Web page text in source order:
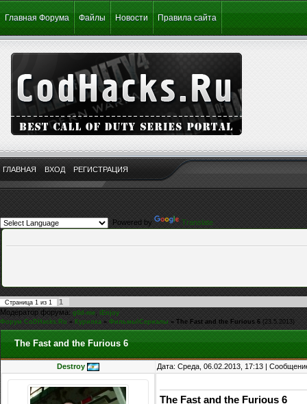
Главная Форума Файлы Новости Правила сайта
ГЛАВНАЯ ВХОД РЕГИСТРАЦИЯ
Powered by Translate
Страница 1 из 1
1
Модератор форума:g0d-me,iEnjoy
Форум CoDHacks.Ru » Курилка » Фильмы\Сериалы » The Fast and the Furious 6 (23.5.2013)
The Fast and the Furious 6
Destroy Дата: Среда, 06.02.2013, 17:13 |
The Fast and the Furious 6